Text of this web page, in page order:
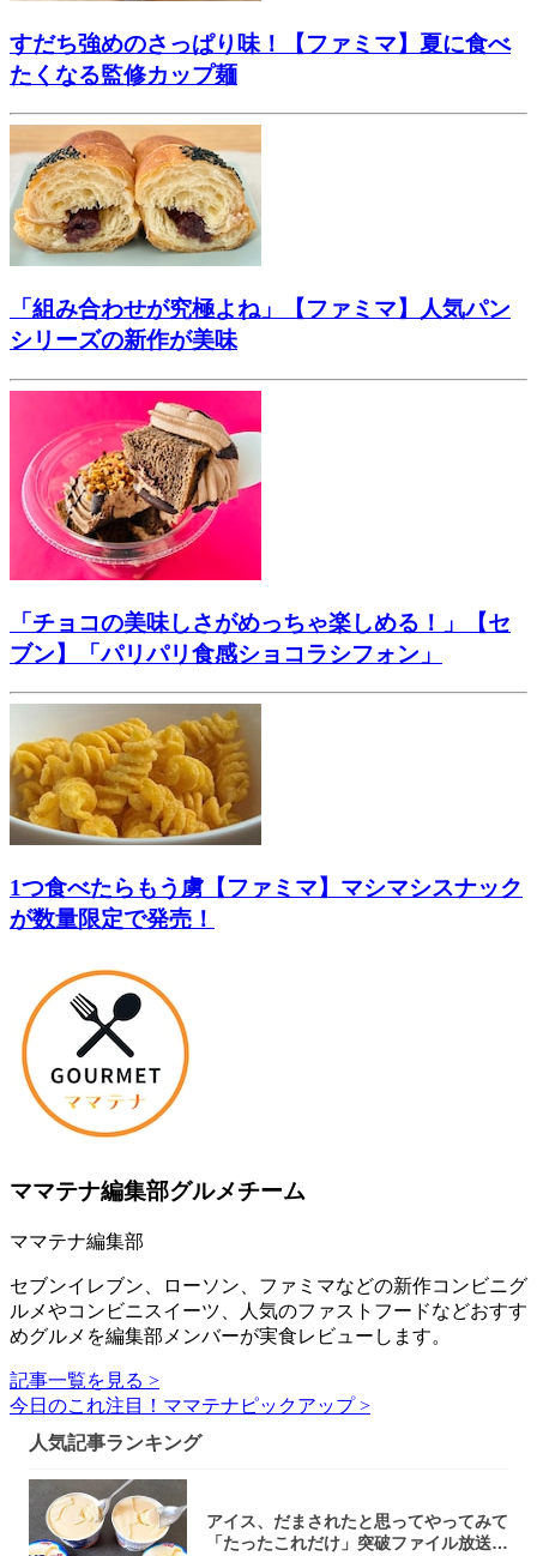
すだち強めのさっぱり味！【ファミマ】夏に食べ
たくなる監修カップ麺
「組み合わせが究極よね」【ファミマ】人気パン
シリーズの新作が美味
「チョコの美味しさがめっちゃ楽しめる！」【セ
ブン】「パリパリ食感ショコラシフォン」
1つ食べたらもう虜【ファミマ】マシマシスナック
が数量限定で発売！
ママテナ編集部グルメチーム
ママテナ編集部
セブンイレブン、ローソン、ファミマなどの新作コンビニグ
ルメやコンビニスイーツ、人気のファストフードなどおすす
めグルメを編集部メンバーが実食レビューします。
記事一覧を見る >
今日のこれ注目！ママテナピックアップ >
人気記事ランキング
アイス、だまされたと思ってやってみて
「たったこれだけ」突破ファイル放送で